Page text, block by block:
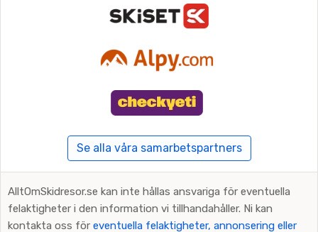
Se alla våra samarbetspartners
AlltOmSkidresor.se kan inte hållas ansvariga för eventuella
felaktigheter i den information vi tillhandahåller. Ni kan
kontakta oss för eventuella felaktigheter, annonsering eller